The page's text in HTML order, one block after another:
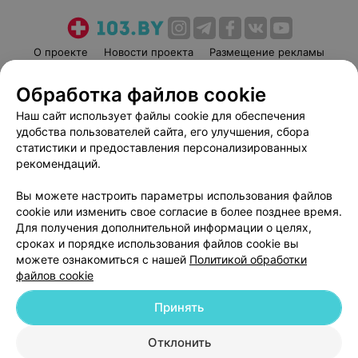
О проекте Новости проекта
Размещение рекламы
Пользовательское соглашение
Способы оплаты
Вакансии
Партнеры
Написать руководителю 103.by
Обработка персональных данных
© 2026 ООО «Артокс Лаб», УНП 191700409
| 220012, Республика Беларусь,
г. Минск, улица Толбухина, 2, пом. 16 | help@103.by
Обработка файлов cookie
Наш сайт использует файлы cookie для обеспечения
удобства пользователей сайта, его улучшения, сбора
статистики и предоставления персонализированных
рекомендаций.
Вы можете настроить параметры использования файлов
cookie или изменить свое согласие в более позднее время.
Для получения дополнительной информации о целях,
сроках и порядке использования файлов cookie вы
можете ознакомиться с нашей Политикой обработки
файлов cookie
Отклонить
Принять